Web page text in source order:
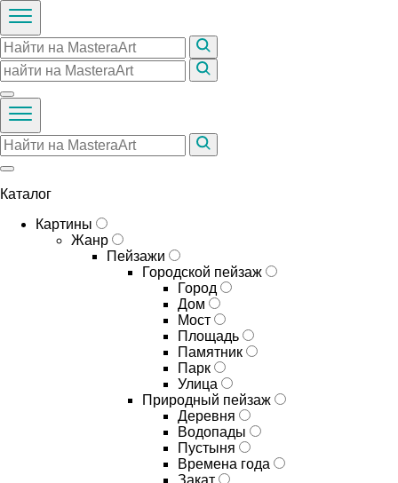
Каталог
Картины
Жанр
Пейзажи
Городской пейзаж
Город
Дом
Мост
Площадь
Памятник
Парк
Улица
Природный пейзаж
Деревня
Водопады
Пустыня
Времена года
Закат